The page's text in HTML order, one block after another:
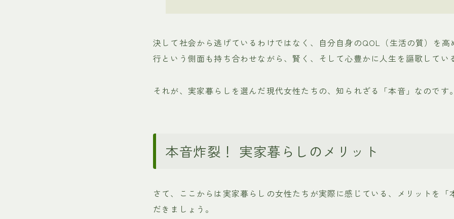
決して社会から逃げているわけではなく、自分自身のQOL（生活の質）を高
行という側面も持ち合わせながら、賢く、そして心豊かに人生を謳歌してい
それが、実家暮らしを選んだ現代女性たちの、知られざる「本音」なのです。
本音炸裂！ 実家暮らしのメリット
さて、ここからは実家暮らしの女性たちが実際に感じている、メリットを「
だきましょう。